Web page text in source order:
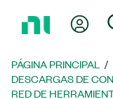
página
principal
Mi
PÁGINA PRINCIPAL
DESCARGAS DE
RED DE